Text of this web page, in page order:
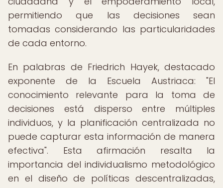
permitiendo que las decisiones sean
tomadas considerando las particularidades
de cada entorno.
En palabras de Friedrich Hayek, destacado
exponente de la Escuela Austriaca: "El
conocimiento relevante para la toma de
decisiones está disperso entre múltiples
individuos, y la planificación centralizada no
puede capturar esta información de manera
efectiva". Esta afirmación resalta la
importancia del individualismo metodológico
en el diseño de políticas descentralizadas,